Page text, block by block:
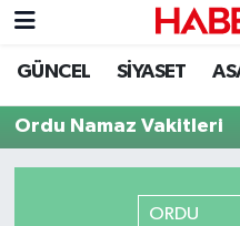
GÜNCEL SİYASET
Ordu Namaz Vakitleri
ORDU
GÜNCEL
EKONOMİ
Nöbetçi Eczaneler
Kahramanmaraş